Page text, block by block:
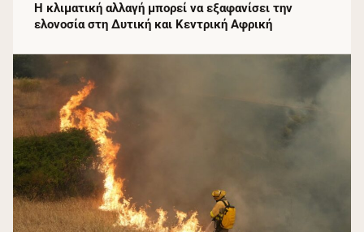
Η κλιματική αλλαγή μπορεί να εξαφανίσει την
ελονοσία στη Δυτική και Κεντρική Αφρική